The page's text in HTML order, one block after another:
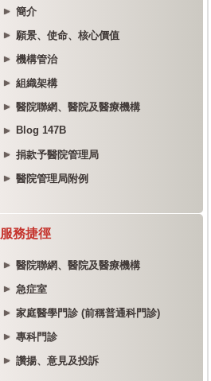
簡介
願景、使命、核心價值
機構管治
組織架構
醫院聯網、醫院及醫療機構
Blog 147B
捐款予醫院管理局
醫院管理局附例
服務捷徑
醫院聯網、醫院及醫療機構
急症室
家庭醫學門診 (前稱普通科門診)
專科門診
讚揚、意見及投訴